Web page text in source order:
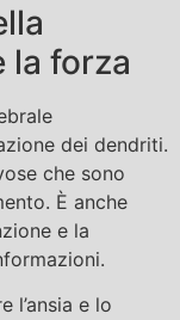
la forza
dei dendriti.
che sono
È anche
e la
l’ansia e lo